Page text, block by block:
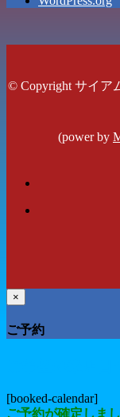
© Copyright サイア
(power by
×
ご予約
[booked-calendar]
ご予約が確定しま